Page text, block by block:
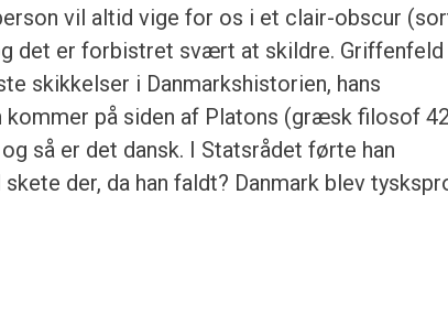
vil altid vige for os i et clair-obscur
det er forbistret svært at skildre. Griffenfeld
skikkelser i Danmarkshistorien, hans
på siden af Platons (græsk filosof
så er det dansk. I Statsrådet førte han
der, da han faldt? Danmark blev